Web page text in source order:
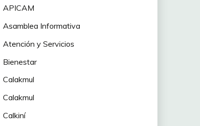
APICAM
Asamblea Informativa
Atención y Servicios
Bienestar
Calakmul
Calakmul
Calkiní